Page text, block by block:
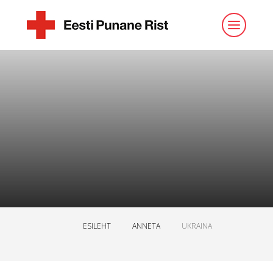
ESILEHT ANNETA UKRAINA